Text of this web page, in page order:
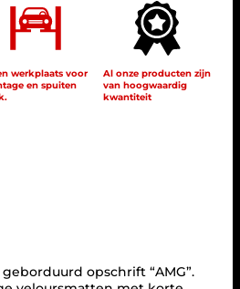
werkplaats voor
en spuiten
Al onze producten zijn
van hoogwaardig
kwantiteit
opschrift “AMG”.